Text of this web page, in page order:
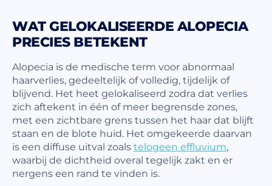
WAT GELOKALISEERDE ALOPECIA
PRECIES BETEKENT
Alopecia is de medische term voor abnormaal
haarverlies, gedeeltelijk of volledig, tijdelijk of
blijvend. Het heet gelokaliseerd zodra dat verlies
zich aftekent in één of meer begrensde zones,
met een zichtbare grens tussen het haar dat blijft
staan en de blote huid. Het omgekeerde daarvan
is een diffuse uitval zoalstelogeen effluvium,
waarbij de dichtheid overal tegelijk zakt en er
nergens een rand te vinden is.